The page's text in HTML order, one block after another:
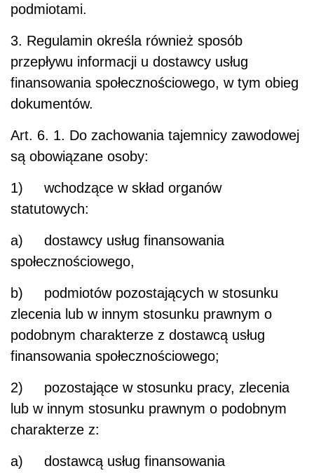
podmiotami.
3. Regulamin określa również sposób
przepływu informacji u dostawcy usług
finansowania społecznościowego, w tym obieg
dokumentów.
Art. 6. 1. Do zachowania tajemnicy zawodowej
są obowiązane osoby:
1) wchodzące w skład organów
statutowych:
a) dostawcy usług finansowania
społecznościowego,
b) podmiotów pozostających w stosunku
zlecenia lub w innym stosunku prawnym o
podobnym charakterze z dostawcą usług
finansowania społecznościowego;
2) pozostające w stosunku pracy, zlecenia
lub w innym stosunku prawnym o podobnym
charakterze z:
a) dostawcą usług finansowania